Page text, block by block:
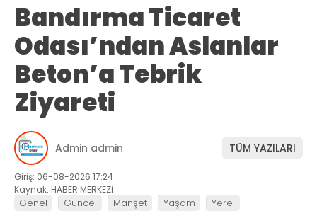
Bandırma Ticaret
Odası’ndan Aslanlar
Beton’a Tebrik
Ziyareti
Admin admin TÜM YAZILARI
Giriş: 06-08-2026 17:24
Kaynak: HABER MERKEZİ
Genel Güncel Manşet Yaşam Yerel